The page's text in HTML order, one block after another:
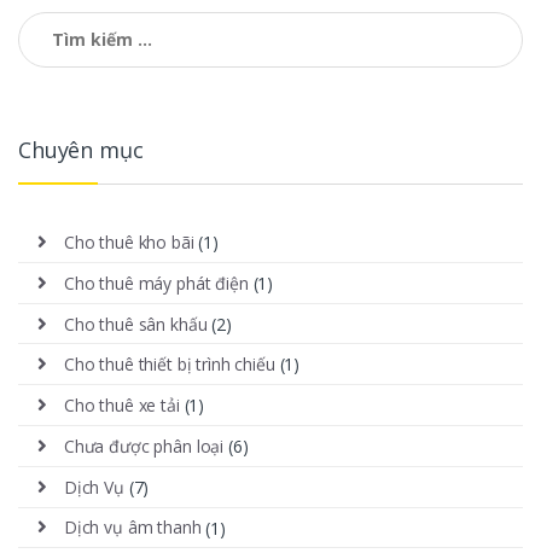
Tìm kiếm cho:
Chuyên mục
Cho thuê kho bãi (1)
Cho thuê máy phát điện (1)
Cho thuê sân khấu (2)
Cho thuê thiết bị trình chiếu (1)
Cho thuê xe tải (1)
Chưa được phân loại (6)
Dịch Vụ (7)
Dịch vụ âm thanh (1)